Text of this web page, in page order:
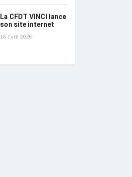
La CFDT VINCI lance
son site internet
16 avril 2026